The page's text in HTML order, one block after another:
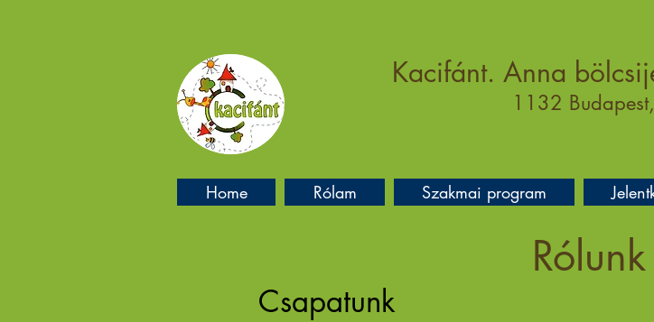
Kacifánt. Anna
1132
Home Rólam Szakmai program
Rólunk
Csapatunk